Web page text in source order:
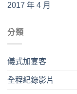
2017 年 4 月
分類
儀式加宴客
全程紀錄影片